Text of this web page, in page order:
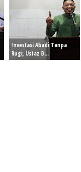
Investasi Abadi Tanpa
Rugi, Ustaz D...